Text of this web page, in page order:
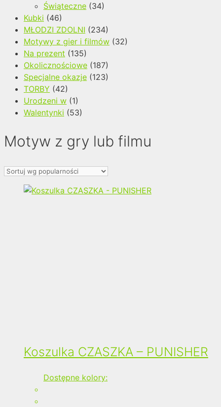
Świąteczne (34)
Kubki (46)
MŁODZI ZDOLNI (234)
Motywy z gier i filmów (32)
Na prezent (135)
Okolicznościowe (187)
Specjalne okazje (123)
TORBY (42)
Urodzeni w (1)
Walentynki (53)
Motyw z gry lub filmu
Koszulka CZASZKA – PUNISHER
Dostępne kolory: